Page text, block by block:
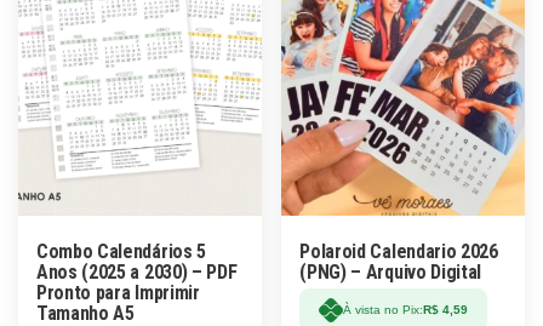
Combo Calendários 5
Anos (2025 a 2030) – PDF
Pronto para Imprimir
Tamanho A5
Polaroid Calendario 2026
(PNG) – Arquivo Digital
À vista no Pix:R$ 4,59